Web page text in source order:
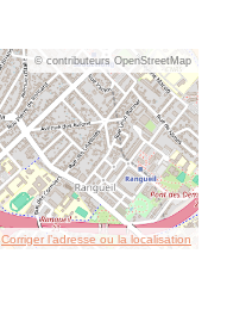
© contributeurs OpenStreetMap
Corriger l’adresse ou la localisation